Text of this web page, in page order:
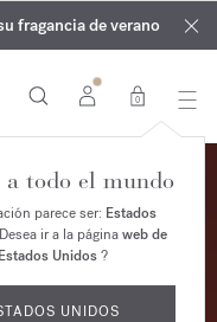
OUD
velvet mood
fragancias y aceites
agosto
fragancia de verano
0
a todo el mundo
parece ser: Estados
ir a la páginaweb de
Estados Unidos?
UNIDOS